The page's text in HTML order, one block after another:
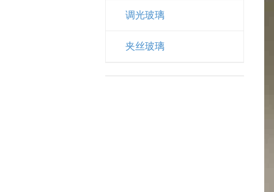
调光玻璃
夹丝玻璃